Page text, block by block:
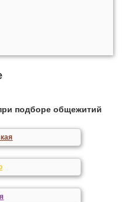
подборе общежитий